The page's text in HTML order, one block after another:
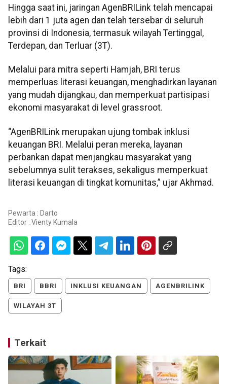
Hingga saat ini, jaringan AgenBRILink telah mencapai
lebih dari 1 juta agen dan telah tersebar di seluruh
provinsi di Indonesia, termasuk wilayah Tertinggal,
Terdepan, dan Terluar (3T).
Melalui para mitra seperti Hamjah, BRI terus
memperluas literasi keuangan, menghadirkan layanan
yang mudah dijangkau, dan memperkuat partisipasi
ekonomi masyarakat di level grassroot.
“AgenBRILink merupakan ujung tombak inklusi
keuangan BRI. Melalui peran mereka, layanan
perbankan dapat menjangkau masyarakat yang
sebelumnya sulit terakses, sekaligus memperkuat
literasi keuangan di tingkat komunitas,” ujar Akhmad.
Pewarta : Darto
Editor : Vienty Kumala
Tags:
BRI BBRI INKLUSI KEUANGAN AGENBRILINK
WILAYAH 3T
Terkait